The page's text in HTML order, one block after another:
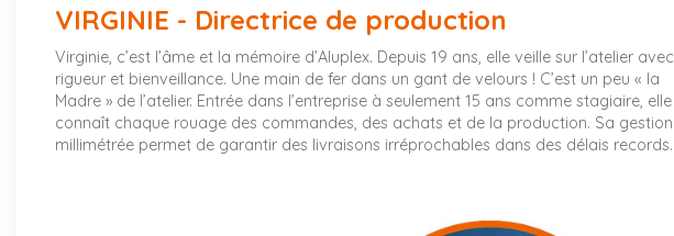
VIRGINIE - Directrice de production
Virginie, c’est l’âme et la mémoire d’Aluplex. Depuis 19 ans, elle veille sur l’atelier avec
rigueur et bienveillance. Une main de fer dans un gant de velours ! C’est un peu « la
Madre » de l’atelier. Entrée dans l’entreprise à seulement 15 ans comme stagiaire, elle
connaît chaque rouage des commandes, des achats et de la production. Sa gestion
millimétrée permet de garantir des livraisons irréprochables dans des délais records.